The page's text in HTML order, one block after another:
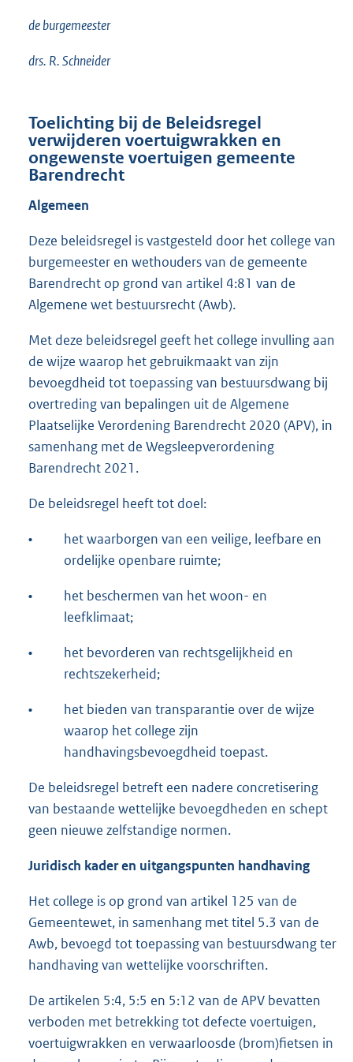
de burgemeester
drs. R. Schneider
Toelichting bij de Beleidsregel
verwijderen voertuigwrakken en
ongewenste voertuigen gemeente
Barendrecht
Algemeen
Deze beleidsregel is vastgesteld door het college van
burgemeester en wethouders van de gemeente
Barendrecht op grond van artikel 4:81 van de
Algemene wet bestuursrecht (Awb).
Met deze beleidsregel geeft het college invulling aan
de wijze waarop het gebruikmaakt van zijn
bevoegdheid tot toepassing van bestuursdwang bij
overtreding van bepalingen uit de Algemene
Plaatselijke Verordening Barendrecht 2020 (APV), in
samenhang met de Wegsleepverordening
Barendrecht 2021.
De beleidsregel heeft tot doel:
•
het waarborgen van een veilige, leefbare en
ordelijke openbare ruimte;
•
het beschermen van het woon- en
leefklimaat;
•
het bevorderen van rechtsgelijkheid en
rechtszekerheid;
•
het bieden van transparantie over de wijze
waarop het college zijn
handhavingsbevoegdheid toepast.
De beleidsregel betreft een nadere concretisering
van bestaande wettelijke bevoegdheden en schept
geen nieuwe zelfstandige normen.
Juridisch kader en uitgangspunten handhaving
Het college is op grond van artikel 125 van de
Gemeentewet, in samenhang met titel 5.3 van de
Awb, bevoegd tot toepassing van bestuursdwang ter
handhaving van wettelijke voorschriften.
De artikelen 5:4, 5:5 en 5:12 van de APV bevatten
verboden met betrekking tot defecte voertuigen,
voertuigwrakken en verwaarloosde (brom)fietsen in